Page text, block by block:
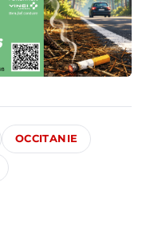
OCCITANIE